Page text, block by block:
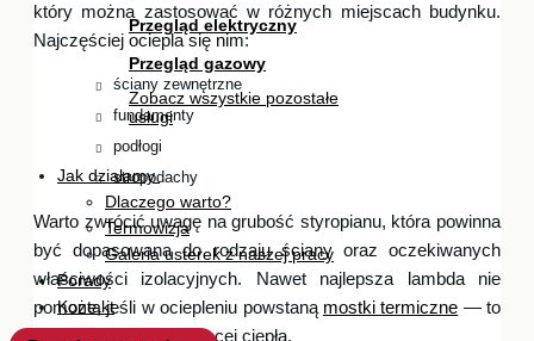
Przegląd elektryczny
Przegląd gazowy
Zobacz wszystkie pozostałe
usługi
Jak działamy
Dlaczego warto?
Termowizja
Galeria usterek z naszej pracy
Porady
Kontakt
który można zastosować w różnych miejscach budynku.
Najczęściej ociepla się nim:
ściany zewnętrzne
fundamenty
podłogi
stropodachy
Warto zwrócić uwagę na grubość styropianu, która powinna
być dopasowana do rodzaju ściany oraz oczekiwanych
właściwości izolacyjnych. Nawet najlepsza lambda nie
pomoże, jeśli w ociepleniu powstaną mostki termiczne — to
przez nie ucieka najwięcej ciepła.